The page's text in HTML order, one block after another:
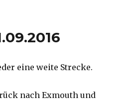
eine weite Strecke.
nach Exmouth und